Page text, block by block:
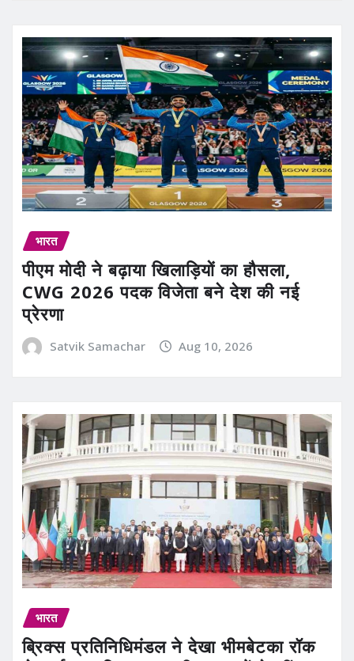
भारत
पीएम मोदी ने बढ़ाया खिलाड़ियों का हौसला,
CWG 2026 पदक विजेता बने देश की नई
प्रेरणा
Satvik Samachar Aug 10, 2026
भारत
ब्रिक्स प्रतिनिधिमंडल ने देखा भीमबेटका रॉक